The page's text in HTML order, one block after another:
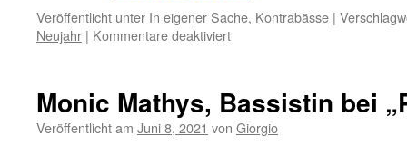
Veröffentlicht unter In eigener Sache, Kontrabässe |
Neujahr | Kommentare deaktiviertfür
zum
neuen
Monic Mathys, Bassistin bei
Veröffentlicht am Juni 8, 2021 von Giorgio